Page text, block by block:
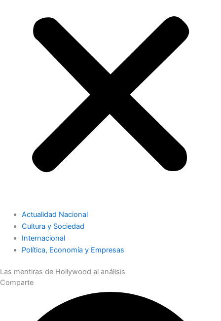
Actualidad Nacional
Cultura y Sociedad
Internacional
Política, Economía y Empresas
Las mentiras de Hollywood al análisis
Comparte